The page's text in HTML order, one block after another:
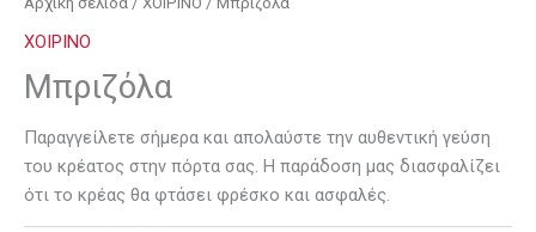
ΧΟΙΡΙΝΟ
Μπριζόλα
Παραγγείλετε σήμερα και απολαύστε την αυθεντική γεύση
του κρέατος στην πόρτα σας. Η παράδοση μας διασφαλίζει
ότι το κρέας θα φτάσει φρέσκο και ασφαλές.